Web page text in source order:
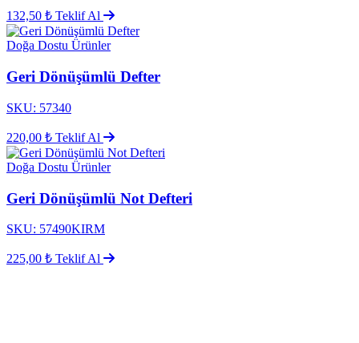
132,50 ₺ Teklif Al
Doğa Dostu Ürünler
Geri Dönüşümlü Defter
SKU: 57340
220,00 ₺ Teklif Al
Doğa Dostu Ürünler
Geri Dönüşümlü Not Defteri
SKU: 57490KIRM
225,00 ₺ Teklif Al